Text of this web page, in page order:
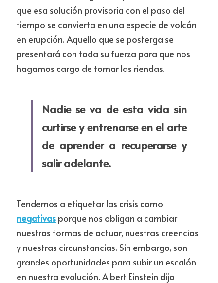
que esa solución provisoria con el paso del
tiempo se convierta en una especie de volcán
en erupción. Aquello que se posterga se
presentará con toda su fuerza para que nos
hagamos cargo de tomar las riendas.
Nadie se va de esta vida sin
curtirse y entrenarse en el arte
de aprender a recuperarse y
salir adelante.
negativas porque nos obligan a cambiar
nuestras formas de actuar, nuestras creencias
y nuestras circunstancias. Sin embargo, son
grandes oportunidades para subir un escalón
en nuestra evolución. Albert Einstein dijo